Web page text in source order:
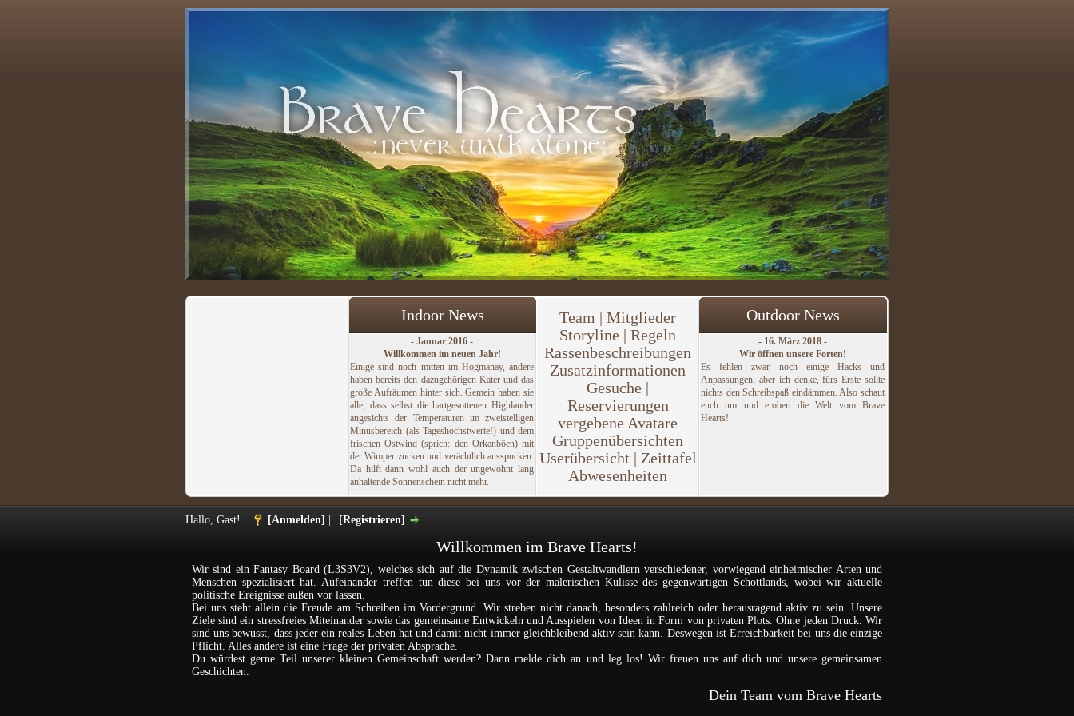
Indoor News Team | Mitglieder
Storyline | Regeln
Rassenbeschreibungen
Zusatzinformationen
Gesuche |
Reservierungen
vergebene Avatare
Gruppenübersichten
Userübersicht | Zeittafel
Abwesenheiten
Outdoor News
- Januar 2016 -
Willkommen im neuen Jahr!
Einige sind noch mitten im Hogmanay, andere
haben bereits den dazugehörigen Kater und das
große Aufräumen hinter sich. Gemein haben sie
alle, dass selbst die hartgesottenen Highlander
angesichts der Temperaturen im zweistelligen
Minusbereich (als Tageshöchstwerte!) und dem
frischen Ostwind (sprich: den Orkanböen) mit
der Wimper zucken und verächtlich ausspucken.
Da hilft dann wohl auch der ungewohnt lang
anhaltende Sonnenschein nicht mehr.
- 16. März 2018 -
Wir öffnen unsere Forten!
Es fehlen zwar noch einige Hacks und
Anpassungen, aber ich denke, fürs Erste sollte
nichts den Schreibspaß eindämmen. Also schaut
euch um und erobert die Welt vom Brave
Hearts!
Hallo, Gast! [Anmelden] [Registrieren]
Willkommen im Brave Hearts!
Wir sind ein Fantasy Board (L3S3V2), welches sich auf die Dynamik zwischen Gestaltwandlern verschiedener, vorwiegend einheimischer Arten und
Menschen spezialisiert hat. Aufeinander treffen tun diese bei uns vor der malerischen Kulisse des gegenwärtigen Schottlands, wobei wir aktuelle
politische Ereignisse außen vor lassen.
Bei uns steht allein die Freude am Schreiben im Vordergrund. Wir streben nicht danach, besonders zahlreich oder herausragend aktiv zu sein. Unsere
Ziele sind ein stressfreies Miteinander sowie das gemeinsame Entwickeln und Ausspielen von Ideen in Form von privaten Plots. Ohne jeden Druck. Wir
sind uns bewusst, dass jeder ein reales Leben hat und damit nicht immer gleichbleibend aktiv sein kann. Deswegen ist Erreichbarkeit bei uns die einzige
Pflicht. Alles andere ist eine Frage der privaten Absprache.
Du würdest gerne Teil unserer kleinen Gemeinschaft werden? Dann melde dich an und leg los! Wir freuen uns auf dich und unsere gemeinsamen
Geschichten.
Dein Team vom Brave Hearts